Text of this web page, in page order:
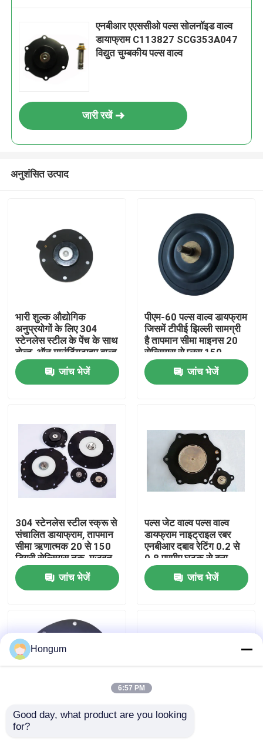
उत्पाद
हमारे बारे में
कारखाने का दौरा
गुणवत्ता नियंत्रण
समाचार
मामले
उद्धरण मांगें
एनबीआर एएससीओ पल्स सोलनॉइड वाल्व
डायाफ्राम C113827 SCG353A047
विद्युत चुम्बकीय पल्स वाल्व
जारी रखें
अनुशंसित उत्पाद
भारी शुल्क औद्योगिक
अनुप्रयोगों के लिए 304
स्टेनलेस स्टील के पेंच के साथ
बोल्ट-ऑन माउंटिंगटाइप वाल्व
एक्ट्यूएटर
जांच भेजें
पीएम-60 पल्स वाल्व डायफ्राम
जिसमें टीपीई झिल्ली सामग्री
है तापमान सीमा माइनस 20
सेल्सियस से प्लस 150
सेल्सियस औद्योगिक उपकरण
के लिए आदर्शजांच भेजें
304 स्टेनलेस स्टील स्क्रू से
संचालित डायाफ्राम, तापमान
सीमा ऋणात्मक 20 से 150
डिग्री सेल्सियस तक, मजबूत
औद्योगिक उपयोग के लिए
जांच भेजें
पल्स जेट वाल्व पल्स वाल्व
डायफ्राम नाइट्राइल रबर
एनबीआर दबाव रेटिंग 0.2 से
0.8 एमपीए घटक से बना
जांच भेजें
वाल्व आंदोलन और विस्तारित
Hongum
6:57 PM
Good day, what product are you looking
for?